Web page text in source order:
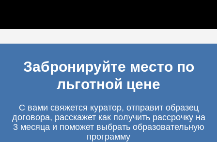
Забронируйте место по
льготной цене
С вами свяжется куратор, отправит образец
договора, расскажет как получить рассрочку на
3 месяца и поможет выбрать образовательную
программу